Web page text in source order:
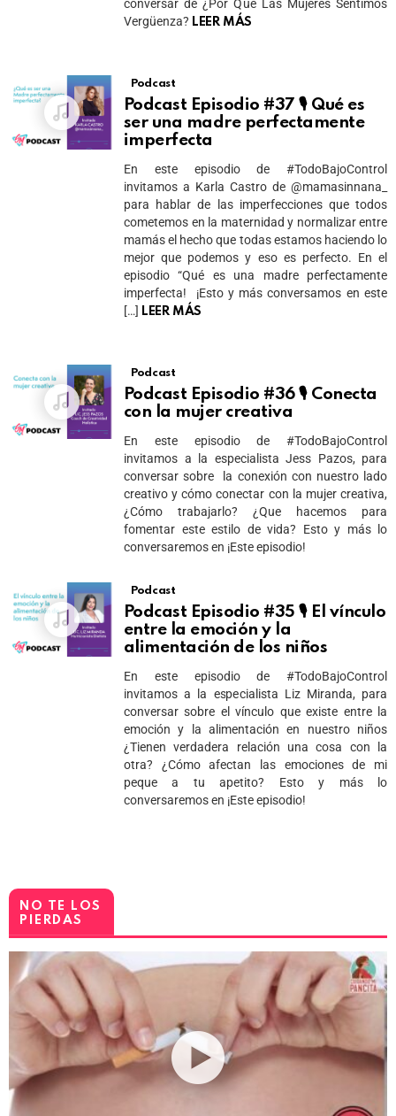
conversar de ¿Por Qué Las Mujeres Sentimos
Vergüenza? LEER MÁS
Podcast
Podcast Episodio #37 🎙 Qué es
ser una madre perfectamente
imperfecta
En este episodio de #TodoBajoControl
invitamos a Karla Castro de @mamasinnana_
para hablar de las imperfecciones que todos
cometemos en la maternidad y normalizar entre
mamás el hecho que todas estamos haciendo lo
mejor que podemos y eso es perfecto. En el
episodio “Qué es una madre perfectamente
imperfecta! ¡Esto y más conversamos en este
[…] LEER MÁS
Podcast
Podcast Episodio #36 🎙 Conecta
con la mujer creativa
En este episodio de #TodoBajoControl
invitamos a la especialista Jess Pazos, para
conversar sobre la conexión con nuestro lado
creativo y cómo conectar con la mujer creativa,
¿Cómo trabajarlo? ¿Que hacemos para
fomentar este estilo de vida? Esto y más lo
conversaremos en ¡Este episodio!
Podcast
Podcast Episodio #35 🎙 El vínculo
entre la emoción y la
alimentación de los niños
En este episodio de #TodoBajoControl
invitamos a la especialista Liz Miranda, para
conversar sobre el vínculo que existe entre la
emoción y la alimentación en nuestro niños
¿Tienen verdadera relación una cosa con la
otra? ¿Cómo afectan las emociones de mi
peque a tu apetito? Esto y más lo
conversaremos en ¡Este episodio!
NO TE LOS
PIERDAS